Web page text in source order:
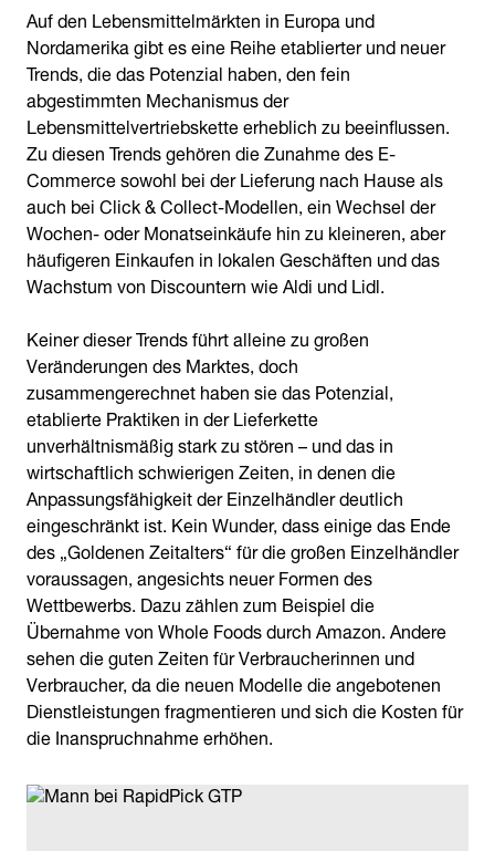
Auf den Lebensmittelmärkten in Europa und
Nordamerika gibt es eine Reihe etablierter und neuer
Trends, die das Potenzial haben, den fein
abgestimmten Mechanismus der
Lebensmittelvertriebskette erheblich zu beeinflussen.
Zu diesen Trends gehören die Zunahme des E-
Commerce sowohl bei der Lieferung nach Hause als
auch bei Click & Collect-Modellen, ein Wechsel der
Wochen- oder Monatseinkäufe hin zu kleineren, aber
häufigeren Einkaufen in lokalen Geschäften und das
Wachstum von Discountern wie Aldi und Lidl.
Keiner dieser Trends führt alleine zu großen
Veränderungen des Marktes, doch
zusammengerechnet haben sie das Potenzial,
etablierte Praktiken in der Lieferkette
unverhältnismäßig stark zu stören – und das in
wirtschaftlich schwierigen Zeiten, in denen die
Anpassungsfähigkeit der Einzelhändler deutlich
eingeschränkt ist. Kein Wunder, dass einige das Ende
des „Goldenen Zeitalters“ für die großen Einzelhändler
voraussagen, angesichts neuer Formen des
Wettbewerbs. Dazu zählen zum Beispiel die
Übernahme von Whole Foods durch Amazon. Andere
sehen die guten Zeiten für Verbraucherinnen und
Verbraucher, da die neuen Modelle die angebotenen
Dienstleistungen fragmentieren und sich die Kosten für
die Inanspruchnahme erhöhen.